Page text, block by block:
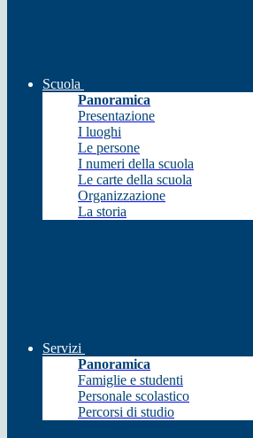
Scuola
Panoramica
Presentazione
I luoghi
Le persone
I numeri della scuola
Le carte della scuola
Organizzazione
La storia
Servizi
Panoramica
Famiglie e studenti
Personale scolastico
Percorsi di studio